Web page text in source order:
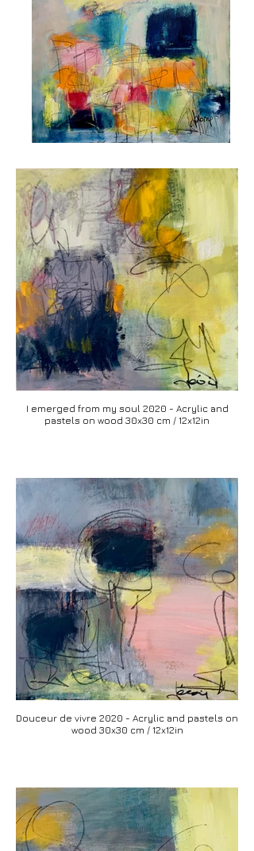
I emerged from my soul 2020 - Acrylic and
pastels on wood 30x30 cm / 12x12in
Douceur de vivre 2020 - Acrylic and pastels on
wood 30x30 cm / 12x12in